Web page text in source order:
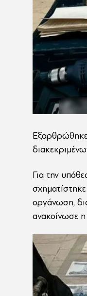
Εξαρθρώθηκε
Για την
οργάνωση,
ανακοίνωσε